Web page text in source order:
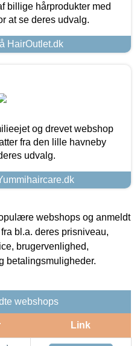
billige hårprodukter med
at se deres udvalg.
HairOutlet.dk
og drevet webshop
fra den lille havneby
udvalg.
webshops og anmeldt
bl.a. deres prisniveau,
brugervenlighed,
betalingsmuligheder.
webshops
Link